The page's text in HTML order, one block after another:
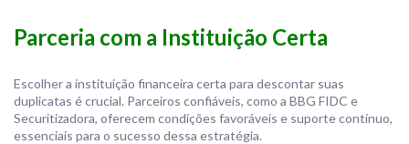
Parceria com a Instituição Certa
Escolher a instituição financeira certa para descontar suas
duplicatas é crucial. Parceiros confiáveis, como a BBG FIDC e
Securitizadora, oferecem condições favoráveis e suporte contínuo,
essenciais para o sucesso dessa estratégia.